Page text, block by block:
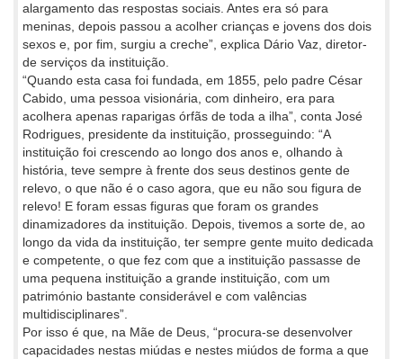
alargamento das respostas sociais. Antes era só para
meninas, depois passou a acolher crianças e jovens dos dois
sexos e, por fim, surgiu a creche”, explica Dário Vaz, diretor-
de serviços da instituição.
“Quando esta casa foi fundada, em 1855, pelo padre César
Cabido, uma pessoa visionária, com dinheiro, era para
acolhera apenas raparigas órfãs de toda a ilha”, conta José
Rodrigues, presidente da instituição, prosseguindo: “A
instituição foi crescendo ao longo dos anos e, olhando à
história, teve sempre à frente dos seus destinos gente de
relevo, o que não é o caso agora, que eu não sou figura de
relevo! E foram essas figuras que foram os grandes
dinamizadores da instituição. Depois, tivemos a sorte de, ao
longo da vida da instituição, ter sempre gente muito dedicada
e competente, o que fez com que a instituição passasse de
uma pequena instituição a grande instituição, com um
património bastante considerável e com valências
multidisciplinares”.
Por isso é que, na Mãe de Deus, “procura-se desenvolver
capacidades nestas miúdas e nestes miúdos de forma a que